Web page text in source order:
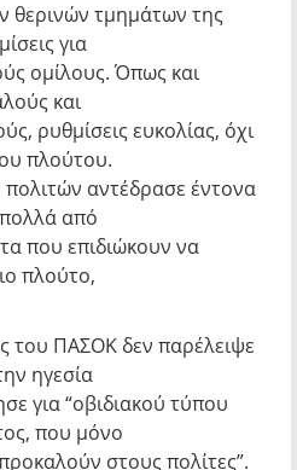
τμημάτων της
για
ομίλους. Όπως και
και
ρυθμίσεις ευκολίας, όχι
πλούτου.
αντέδρασε έντονα
από
που επιδιώκουν να
πλούτο,
του ΠΑΣΟΚ δεν παρέλειψε
ηγεσία
για “οβιδιακού τύπου
που μόνο
στους πολίτες”.